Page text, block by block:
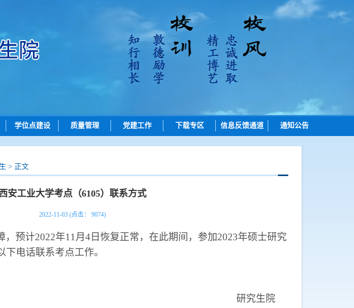
请
审
予
作
学位点建设
学位点动态
政策文件
质量管理
质量评价
党建工作 下载专区
招生
学位
信息反馈通道 通知公告
> 正文
西安工业大学考点（6105）联系方式
2022-11-03 (点击： 9074)
，预计2022年11 月 4日恢复正常，在此期间，参加2023年硕士研究
电话联系考点工作。
研究生院